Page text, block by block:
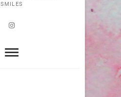
SMILES
Instagram